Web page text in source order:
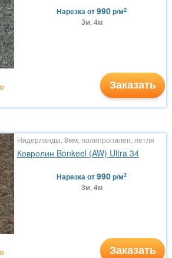
Нарезкаот990р/м2
3м, 4м
Заказать
Нидерланды, 8мм, полипропилен, петля
Ковролин Bonkeel (AW) Ultra 34
Нарезкаот990р/м2
3м, 4м
Заказать